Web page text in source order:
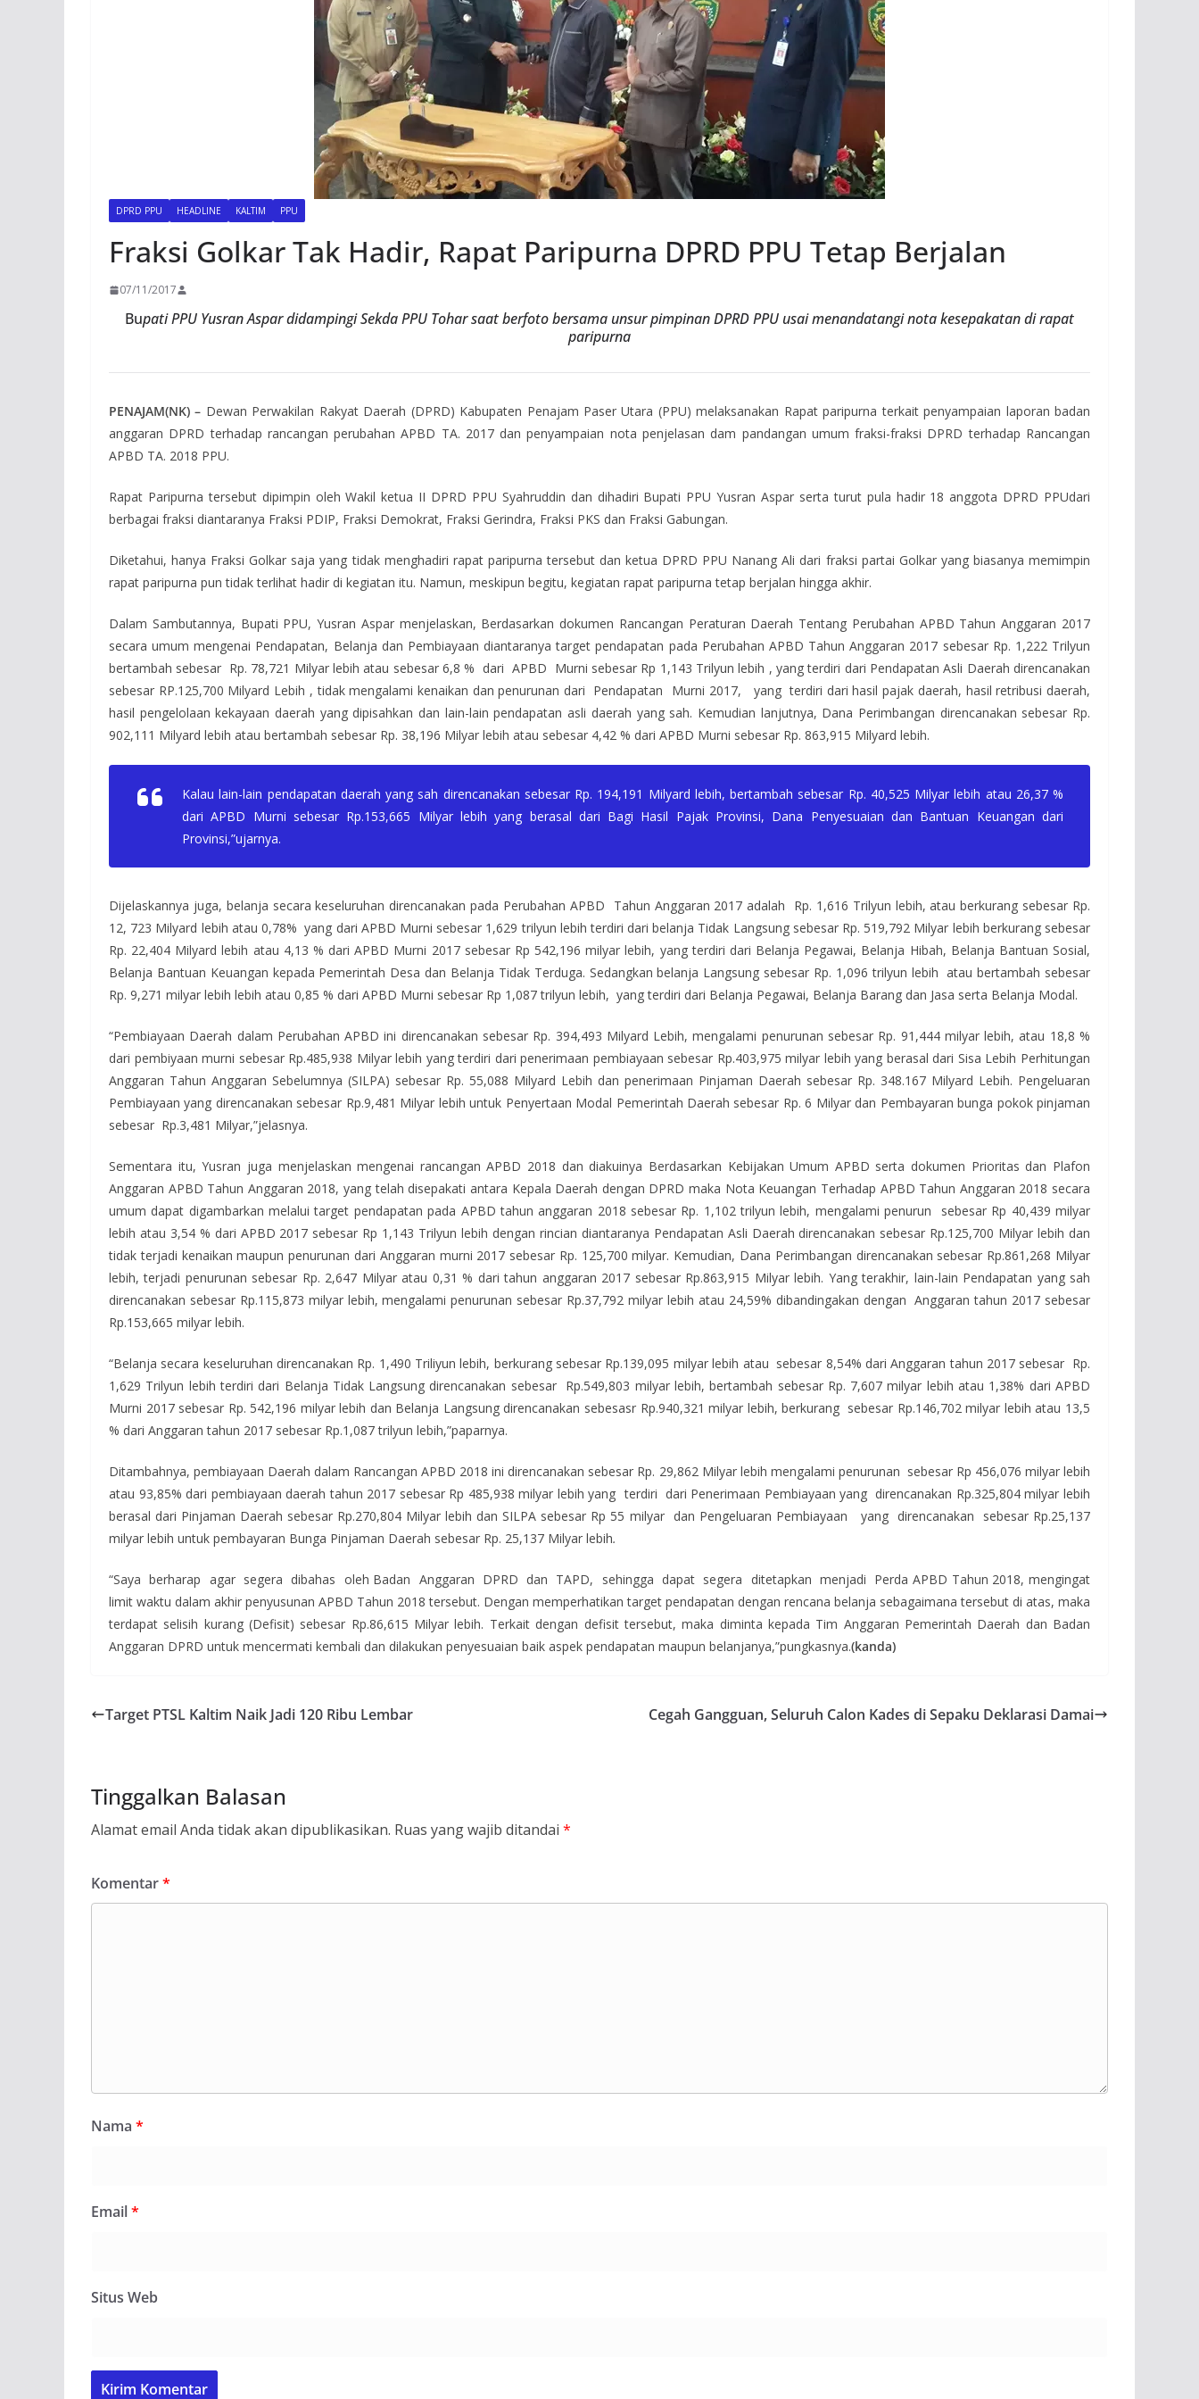
DPRD PPU HEADLINE KALTIM PPU
Fraksi Golkar Tak Hadir, Rapat Paripurna DPRD PPU Tetap Berjalan
07/11/2017
Bupati PPU Yusran Aspar didampingi Sekda PPU Tohar saat berfoto bersama unsur pimpinan DPRD PPU usai menandatangi nota kesepakatan di rapat
paripurna
PENAJAM(NK) – Dewan Perwakilan Rakyat Daerah (DPRD) Kabupaten Penajam Paser Utara (PPU) melaksanakan Rapat paripurna terkait penyampaian laporan badan
anggaran DPRD terhadap rancangan perubahan APBD TA. 2017 dan penyampaian nota penjelasan dam pandangan umum fraksi-fraksi DPRD terhadap Rancangan
APBD TA. 2018 PPU.
Rapat Paripurna tersebut dipimpin oleh Wakil ketua II DPRD PPU Syahruddin dan dihadiri Bupati PPU Yusran Aspar serta turut pula hadir 18 anggota DPRD PPUdari
berbagai fraksi diantaranya Fraksi PDIP, Fraksi Demokrat, Fraksi Gerindra, Fraksi PKS dan Fraksi Gabungan.
Diketahui, hanya Fraksi Golkar saja yang tidak menghadiri rapat paripurna tersebut dan ketua DPRD PPU Nanang Ali dari fraksi partai Golkar yang biasanya memimpin
rapat paripurna pun tidak terlihat hadir di kegiatan itu. Namun, meskipun begitu, kegiatan rapat paripurna tetap berjalan hingga akhir.
Dalam Sambutannya, Bupati PPU, Yusran Aspar menjelaskan, Berdasarkan dokumen Rancangan Peraturan Daerah Tentang Perubahan APBD Tahun Anggaran 2017
secara umum mengenai Pendapatan, Belanja dan Pembiayaan diantaranya target pendapatan pada Perubahan APBD Tahun Anggaran 2017 sebesar Rp. 1,222 Trilyun
bertambah sebesar Rp. 78,721 Milyar lebih atau sebesar 6,8 % dari APBD Murni sebesar Rp 1,143 Trilyun lebih , yang terdiri dari Pendapatan Asli Daerah direncanakan
sebesar RP.125,700 Milyard Lebih , tidak mengalami kenaikan dan penurunan dari Pendapatan Murni 2017, yang terdiri dari hasil pajak daerah, hasil retribusi daerah,
hasil pengelolaan kekayaan daerah yang dipisahkan dan lain-lain pendapatan asli daerah yang sah. Kemudian lanjutnya, Dana Perimbangan direncanakan sebesar Rp.
902,111 Milyard lebih atau bertambah sebesar Rp. 38,196 Milyar lebih atau sebesar 4,42 % dari APBD Murni sebesar Rp. 863,915 Milyard lebih.
Kalau lain-lain pendapatan daerah yang sah direncanakan sebesar Rp. 194,191 Milyard lebih, bertambah sebesar Rp. 40,525 Milyar lebih atau 26,37 %
dari APBD Murni sebesar Rp.153,665 Milyar lebih yang berasal dari Bagi Hasil Pajak Provinsi, Dana Penyesuaian dan Bantuan Keuangan dari
Provinsi,”ujarnya.
Dijelaskannya juga, belanja secara keseluruhan direncanakan pada Perubahan APBD Tahun Anggaran 2017 adalah Rp. 1,616 Trilyun lebih, atau berkurang sebesar Rp.
12, 723 Milyard lebih atau 0,78% yang dari APBD Murni sebesar 1,629 trilyun lebih terdiri dari belanja Tidak Langsung sebesar Rp. 519,792 Milyar lebih berkurang sebesar
Rp. 22,404 Milyard lebih atau 4,13 % dari APBD Murni 2017 sebesar Rp 542,196 milyar lebih, yang terdiri dari Belanja Pegawai, Belanja Hibah, Belanja Bantuan Sosial,
Belanja Bantuan Keuangan kepada Pemerintah Desa dan Belanja Tidak Terduga. Sedangkan belanja Langsung sebesar Rp. 1,096 trilyun lebih atau bertambah sebesar
Rp. 9,271 milyar lebih lebih atau 0,85 % dari APBD Murni sebesar Rp 1,087 trilyun lebih, yang terdiri dari Belanja Pegawai, Belanja Barang dan Jasa serta Belanja Modal.
“Pembiayaan Daerah dalam Perubahan APBD ini direncanakan sebesar Rp. 394,493 Milyard Lebih, mengalami penurunan sebesar Rp. 91,444 milyar lebih, atau 18,8 %
dari pembiyaan murni sebesar Rp.485,938 Milyar lebih yang terdiri dari penerimaan pembiayaan sebesar Rp.403,975 milyar lebih yang berasal dari Sisa Lebih Perhitungan
Anggaran Tahun Anggaran Sebelumnya (SILPA) sebesar Rp. 55,088 Milyard Lebih dan penerimaan Pinjaman Daerah sebesar Rp. 348.167 Milyard Lebih. Pengeluaran
Pembiayaan yang direncanakan sebesar Rp.9,481 Milyar lebih untuk Penyertaan Modal Pemerintah Daerah sebesar Rp. 6 Milyar dan Pembayaran bunga pokok pinjaman
sebesar Rp.3,481 Milyar,”jelasnya.
Sementara itu, Yusran juga menjelaskan mengenai rancangan APBD 2018 dan diakuinya Berdasarkan Kebijakan Umum APBD serta dokumen Prioritas dan Plafon
Anggaran APBD Tahun Anggaran 2018, yang telah disepakati antara Kepala Daerah dengan DPRD maka Nota Keuangan Terhadap APBD Tahun Anggaran 2018 secara
umum dapat digambarkan melalui target pendapatan pada APBD tahun anggaran 2018 sebesar Rp. 1,102 trilyun lebih, mengalami penurun sebesar Rp 40,439 milyar
lebih atau 3,54 % dari APBD 2017 sebesar Rp 1,143 Trilyun lebih dengan rincian diantaranya Pendapatan Asli Daerah direncanakan sebesar Rp.125,700 Milyar lebih dan
tidak terjadi kenaikan maupun penurunan dari Anggaran murni 2017 sebesar Rp. 125,700 milyar. Kemudian, Dana Perimbangan direncanakan sebesar Rp.861,268 Milyar
lebih, terjadi penurunan sebesar Rp. 2,647 Milyar atau 0,31 % dari tahun anggaran 2017 sebesar Rp.863,915 Milyar lebih. Yang terakhir, lain-lain Pendapatan yang sah
direncanakan sebesar Rp.115,873 milyar lebih, mengalami penurunan sebesar Rp.37,792 milyar lebih atau 24,59% dibandingakan dengan Anggaran tahun 2017 sebesar
Rp.153,665 milyar lebih.
“Belanja secara keseluruhan direncanakan Rp. 1,490 Triliyun lebih, berkurang sebesar Rp.139,095 milyar lebih atau sebesar 8,54% dari Anggaran tahun 2017 sebesar Rp.
1,629 Trilyun lebih terdiri dari Belanja Tidak Langsung direncanakan sebesar Rp.549,803 milyar lebih, bertambah sebesar Rp. 7,607 milyar lebih atau 1,38% dari APBD
Murni 2017 sebesar Rp. 542,196 milyar lebih dan Belanja Langsung direncanakan sebesasr Rp.940,321 milyar lebih, berkurang sebesar Rp.146,702 milyar lebih atau 13,5
% dari Anggaran tahun 2017 sebesar Rp.1,087 trilyun lebih,”paparnya.
Ditambahnya, pembiayaan Daerah dalam Rancangan APBD 2018 ini direncanakan sebesar Rp. 29,862 Milyar lebih mengalami penurunan sebesar Rp 456,076 milyar lebih
atau 93,85% dari pembiayaan daerah tahun 2017 sebesar Rp 485,938 milyar lebih yang terdiri dari Penerimaan Pembiayaan yang direncanakan Rp.325,804 milyar lebih
berasal dari Pinjaman Daerah sebesar Rp.270,804 Milyar lebih dan SILPA sebesar Rp 55 milyar dan Pengeluaran Pembiayaan yang direncanakan sebesar Rp.25,137
milyar lebih untuk pembayaran Bunga Pinjaman Daerah sebesar Rp. 25,137 Milyar lebih.
“Saya berharap agar segera dibahas oleh Badan Anggaran DPRD dan TAPD, sehingga dapat segera ditetapkan menjadi Perda APBD Tahun 2018, mengingat
limit waktu dalam akhir penyusunan APBD Tahun 2018 tersebut. Dengan memperhatikan target pendapatan dengan rencana belanja sebagaimana tersebut di atas, maka
terdapat selisih kurang (Defisit) sebesar Rp.86,615 Milyar lebih. Terkait dengan defisit tersebut, maka diminta kepada Tim Anggaran Pemerintah Daerah dan Badan
Anggaran DPRD untuk mencermati kembali dan dilakukan penyesuaian baik aspek pendapatan maupun belanjanya,”pungkasnya.(kanda)
Target PTSL Kaltim Naik Jadi 120 Ribu Lembar Cegah Gangguan, Seluruh Calon Kades di Sepaku Deklarasi Damai
Tinggalkan Balasan
Alamat email Anda tidak akan dipublikasikan. Ruas yang wajib ditandai *
Komentar*
Nama *
Email*
Situs Web